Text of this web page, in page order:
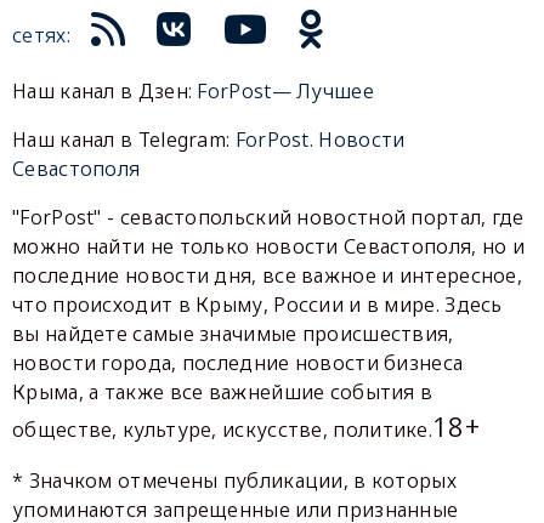
сетях:
Наш канал в Дзен: ForPost— Лучшее
Наш канал в Telegram: ForPost. Новости
Севастополя
"ForPost" - севастопольский новостной портал, где
можно найти не только новости Севастополя, но и
последние новости дня, все важное и интересное,
что происходит в Крыму, России и в мире. Здесь
вы найдете самые значимые происшествия,
новости города, последние новости бизнеса
Крыма, а также все важнейшие события в
обществе, культуре, искусстве, политике.18+
* Значком отмечены публикации, в которых
упоминаются запрещенные или признанные